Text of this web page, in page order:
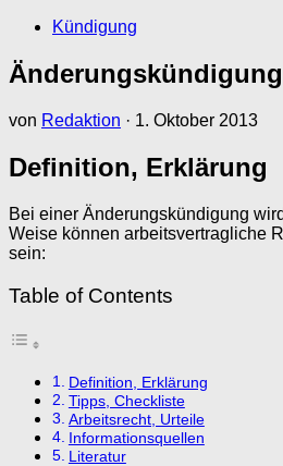
Kündigung
Änderungskündigung
von Redaktion · 1. Oktober 2013
Definition, Erklärung
Bei einer Änderungskündigung
Weise können arbeitsvertragliche
sein:
Table of Contents
Definition, Erklärung
Tipps, Checkliste
Arbeitsrecht, Urteile
Informationsquellen
Literatur